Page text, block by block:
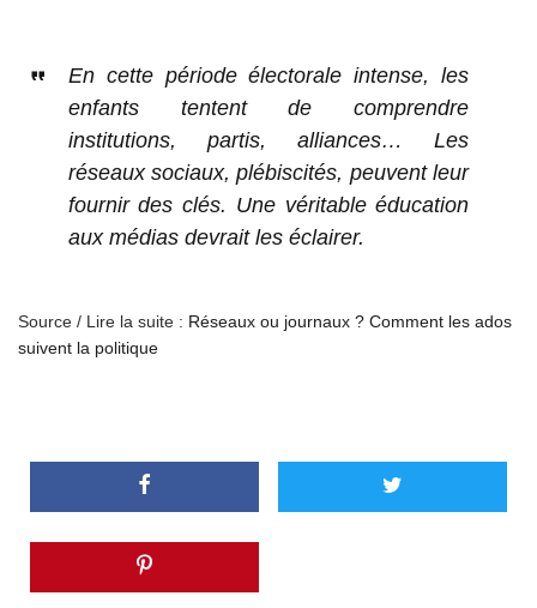
En cette période électorale intense, les
enfants tentent de comprendre
institutions, partis, alliances… Les
réseaux sociaux, plébiscités, peuvent leur
fournir des clés. Une véritable éducation
aux médias devrait les éclairer.
Source / Lire la suite : Réseaux ou journaux ? Comment les ados
suivent la politique